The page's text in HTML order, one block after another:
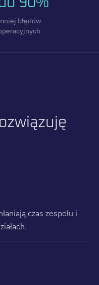
błędów
ozwiązuję
czas zespołu i